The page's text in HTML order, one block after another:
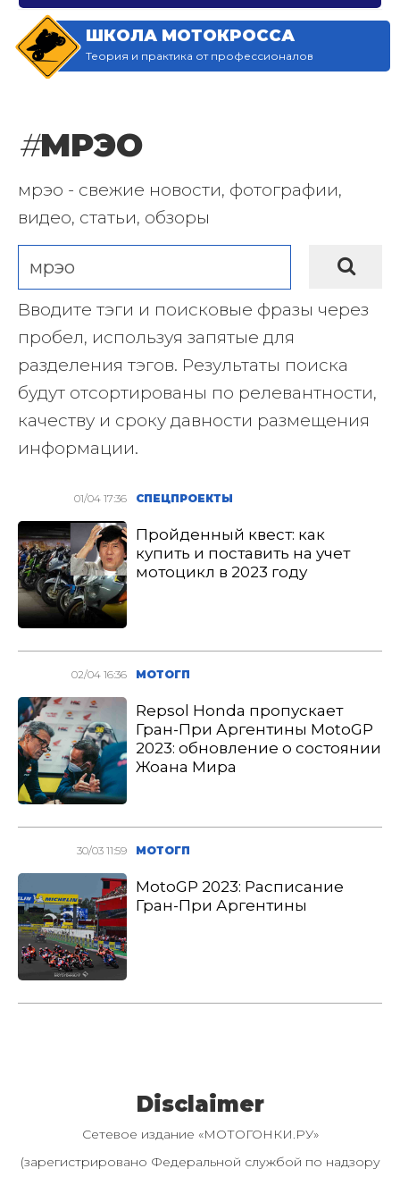
ШКОЛА МОТОКРОССА
Теория и практика от профессионалов
#МРЭО
мрэо - свежие новости, фотографии,
видео, статьи, обзоры
Вводите тэги и поисковые фразы через
пробел, используя запятые для
разделения тэгов. Результаты поиска
будут отсортированы по релевантности,
качеству и сроку давности размещения
информации.
01/04 17:36 СПЕЦПРОЕКТЫ
Пройденный квест: как
купить и поставить на учет
мотоцикл в 2023 году
02/04 16:36 МОТОГП
Repsol Honda пропускает
Гран-При Аргентины MotoGP
2023: обновление о состоянии
Жоана Мира
30/03 11:59 МОТОГП
MotoGP 2023: Расписание
Гран-При Аргентины
Disclaimer
Сетевое издание «МОТОГОНКИ.РУ»
(зарегистрировано Федеральной службой по надзору